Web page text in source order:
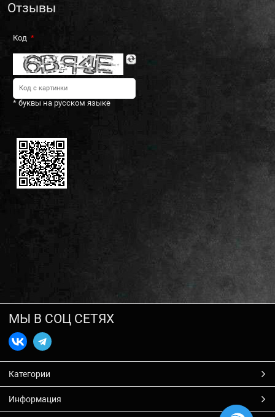
Отзывы
Код
* буквы на русском языке
МЫ В СОЦ СЕТЯХ
Категории
Информация